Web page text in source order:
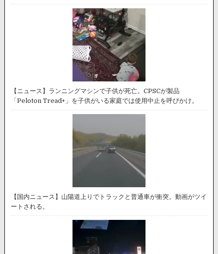
【ニュース】ランニングマシンで子供が死亡。CPSCが製品
「Peloton Tread+」を子供がいる家庭では使用中止を呼びかけ。
【国内ニュース】山陽道上りでトラックと普通車が衝突。動画がツイ
ートされる。